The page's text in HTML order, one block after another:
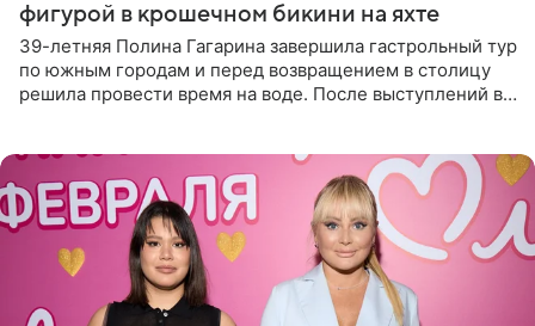
фигурой в крошечном бикини на яхте
39-летняя Полина Гагарина завершила гастрольный тур
по южным городам и перед возвращением в столицу
решила провести время на воде. После выступлений в